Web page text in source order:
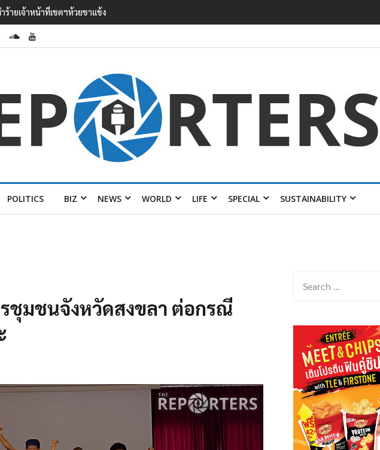
ไลง์’ เยือนไทย ขึงป้าย ‘ไม่ต้อนรับอาชญากร’
POLITICS BIZ NEWS WORLD LIFE SPECIAL SUSTAINABILITY
ชุมชนจังหวัดสงขลา ต่อกรณี